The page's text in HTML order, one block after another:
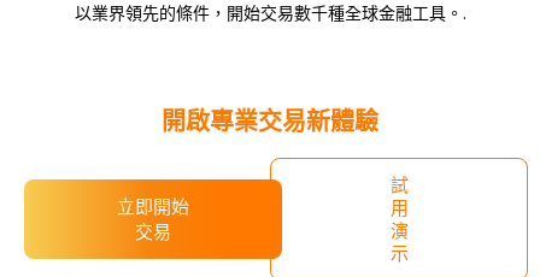
以業界領先的條件，開始交易數千種全球金融工具。.
​開啟專業交易新體驗
立即開始
交易
試
用
演
示